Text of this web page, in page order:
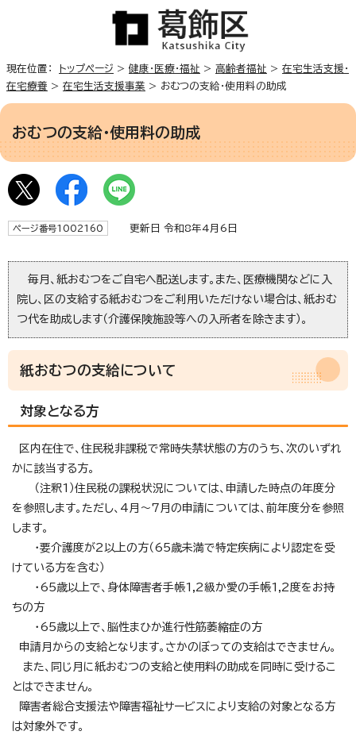
現在位置： トップページ > 健康・医療・福祉 > 高齢者福祉 > 在宅生活支援・
在宅療養 > 在宅生活支援事業 > おむつの支給・使用料の助成
おむつの支給・使用料の助成
ページ番号1002160 更新日 令和8年4月6日
毎月、紙おむつをご自宅へ配送します。また、医療機関などに入
院し、区の支給する紙おむつをご利用いただけない場合は、紙おむ
つ代を助成します（介護保険施設等への入所者を除きます）。
紙おむつの支給について
対象となる方
区内在住で、住民税非課税で常時失禁状態の方のうち、次のいずれ
かに該当する方。
（注釈1）住民税の課税状況については、申請した時点の年度分
を参照します。ただし、4月～7月の申請については、前年度分を参照
します。
・要介護度が2以上の方（65歳未満で特定疾病により認定を受
けている方を含む）
・65歳以上で、身体障害者手帳1,2級か愛の手帳1,2度をお持
ちの方
・65歳以上で、脳性まひか進行性筋萎縮症の方
申請月からの支給となります。さかのぼっての支給はできません。
また、同じ月に紙おむつの支給と使用料の助成を同時に受けるこ
とはできません。
障害者総合支援法や障害福祉サービスにより支給の対象となる方
は対象外です。